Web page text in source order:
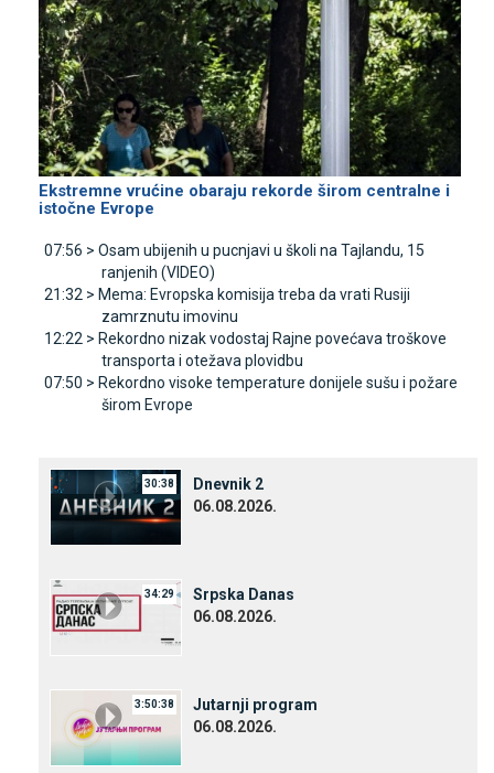
Ekstremne vrućine obaraju rekorde širom centralne i
istočne Evrope
07:56 > Osam ubijenih u pucnjavi u školi na Tajlandu, 15
ranjenih (VIDEO)
21:32 > Mema: Evropska komisija treba da vrati Rusiji
zamrznutu imovinu
12:22 > Rekordno nizak vodostaj Rajne povećava troškove
transporta i otežava plovidbu
07:50 > Rekordno visoke temperature donijele sušu i požare
širom Evrope
30:38
Dnevnik 2
06.08.2026.
34:29
Srpska Danas
06.08.2026.
3:50:38
Јutarnji program
06.08.2026.